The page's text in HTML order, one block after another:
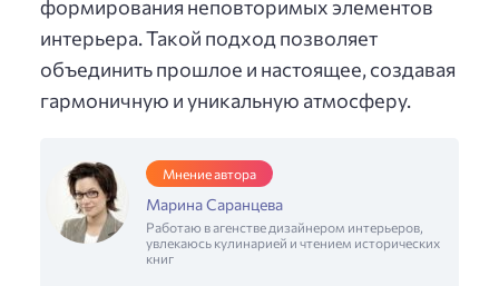
формирования неповторимых элементов
интерьера. Такой подход позволяет
объединить прошлое и настоящее, создавая
гармоничную и уникальную атмосферу.
Мнение автора
Марина Саранцева
Работаю в агенстве дизайнером интерьеров,
увлекаюсь кулинарией и чтением исторических
книг